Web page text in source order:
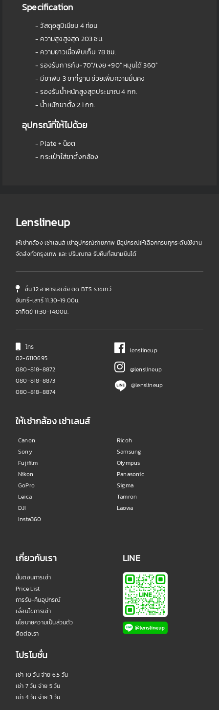
Specification
- วัสดุอลูมิเนียม 4 ท่อน
- ความสูงสูงสุด 203 ซม.
- ความยาวเมื่อพับเก็บ 78 ซม.
- รองรับการก้ม-70°/เงย +90° หมุนได้ 360°
- มีขาพับ 3 ขาที่ฐาน ช่วยเพิ่มความมั่นคง
- รองรับน้ำหนักสูงสุดประมาณ 4 กก.
- น้ำหนักขาตั้ง 2.1 กก.
อุปกรณ์ที่ให้ไปด้วย
- Plate + น็อต
- กระเป๋าใส่ขาตั้งกล้อง
Lenslineup
ให้เช่ากล้อง เช่าเลนส์ เช่าอุปกรณ์ถ่ายภาพ มีอุปกรณ์ให้เลือกครบทุกระดับใช้งาน
จัดส่งทั่วกรุงเทพ และ ปริมณฑล รับคืนที่สนามบินได้
ชั้น 12 อาคารเอเชีย ติด BTS ราชเทวี
จันทร์-เสาร์ 11.30-19.00น.
อาทิตย์ 11:30-14:00น.
โทร
02-6110695
080-818-8872
080-818-8873
080-818-8874
lenslineup
@lenslineup
@lenslineup
ให้เช่ากล้อง เช่าเลนส์
Canon
Sony
Fujifilm
Nikon
GoPro
Leica
DJI
Insta360
Ricoh
Samsung
Olympus
Panasonic
Sigma
Tamron
Laowa
เกี่ยวกับเรา
ขั้นตอนการเช่า
Price List
การรับ-คืนอุปกรณ์
เงื่อนไขการเช่า
นโยบายความเป็นส่วนตัว
ติดต่อเรา
โปรโมชั่น
เช่า 10 วัน จ่าย 6.5 วัน
เช่า 7 วัน จ่าย 5 วัน
เช่า 4 วัน จ่าย 3 วัน
LINE